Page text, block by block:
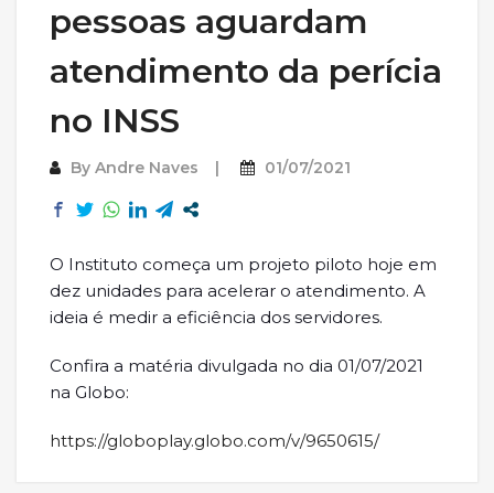
pessoas aguardam
atendimento da perícia
no INSS
By Andre Naves 01/07/2021
O Instituto começa um projeto piloto hoje em
dez unidades para acelerar o atendimento. A
ideia é medir a eficiência dos servidores.
Confira a matéria divulgada no dia 01/07/2021
na Globo:
https://globoplay.globo.com/v/9650615/